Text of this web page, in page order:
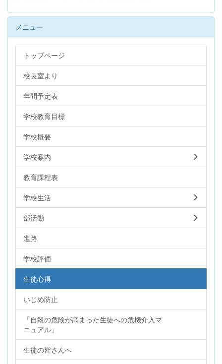
メニュー
トップページ
校長室より
年間予定表
学校教育目標
学校概要
学校案内
教育課程表
学校生活
部活動
進路
学校評価
生徒心得
いじめ防止
「自殺の危険が高まった生徒への危機介入マ
ニュアル」
生徒の皆さんへ